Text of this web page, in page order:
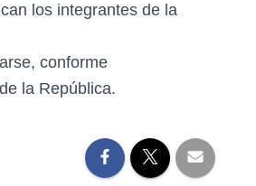
los integrantes de la
conforme
la República.